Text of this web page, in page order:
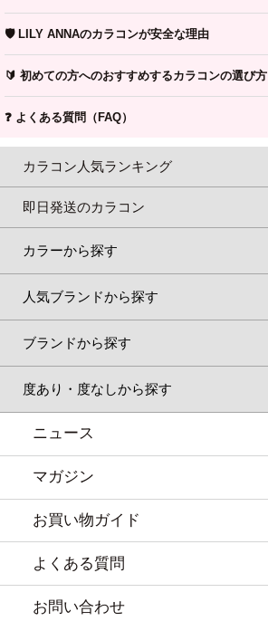
🛡️ LILY ANNAのカラコンが安全な理由
🔰 初めての方へのおすすめするカラコンの選び方
❓ よくある質問（FAQ）
カラコン人気ランキング
即日発送のカラコン
カラーから探す
人気ブランドから探す
ブランドから探す
度あり・度なしから探す
ニュース
マガジン
お買い物ガイド
よくある質問
お問い合わせ